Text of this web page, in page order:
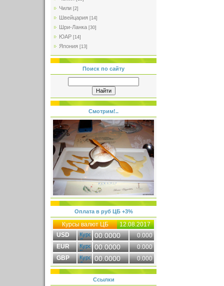
Чили [2]
Швейцария [14]
Шри-Ланка [30]
ЮАР [14]
Япония [13]
Поиск по сайту
Смотрим!..
Оплата в руб ЦБ +3%
Курсы валют ЦБ
12.08.2017
USD
00.0000
0.000
EUR
00.0000
0.000
GBP
00.0000 0.000
Ссылки